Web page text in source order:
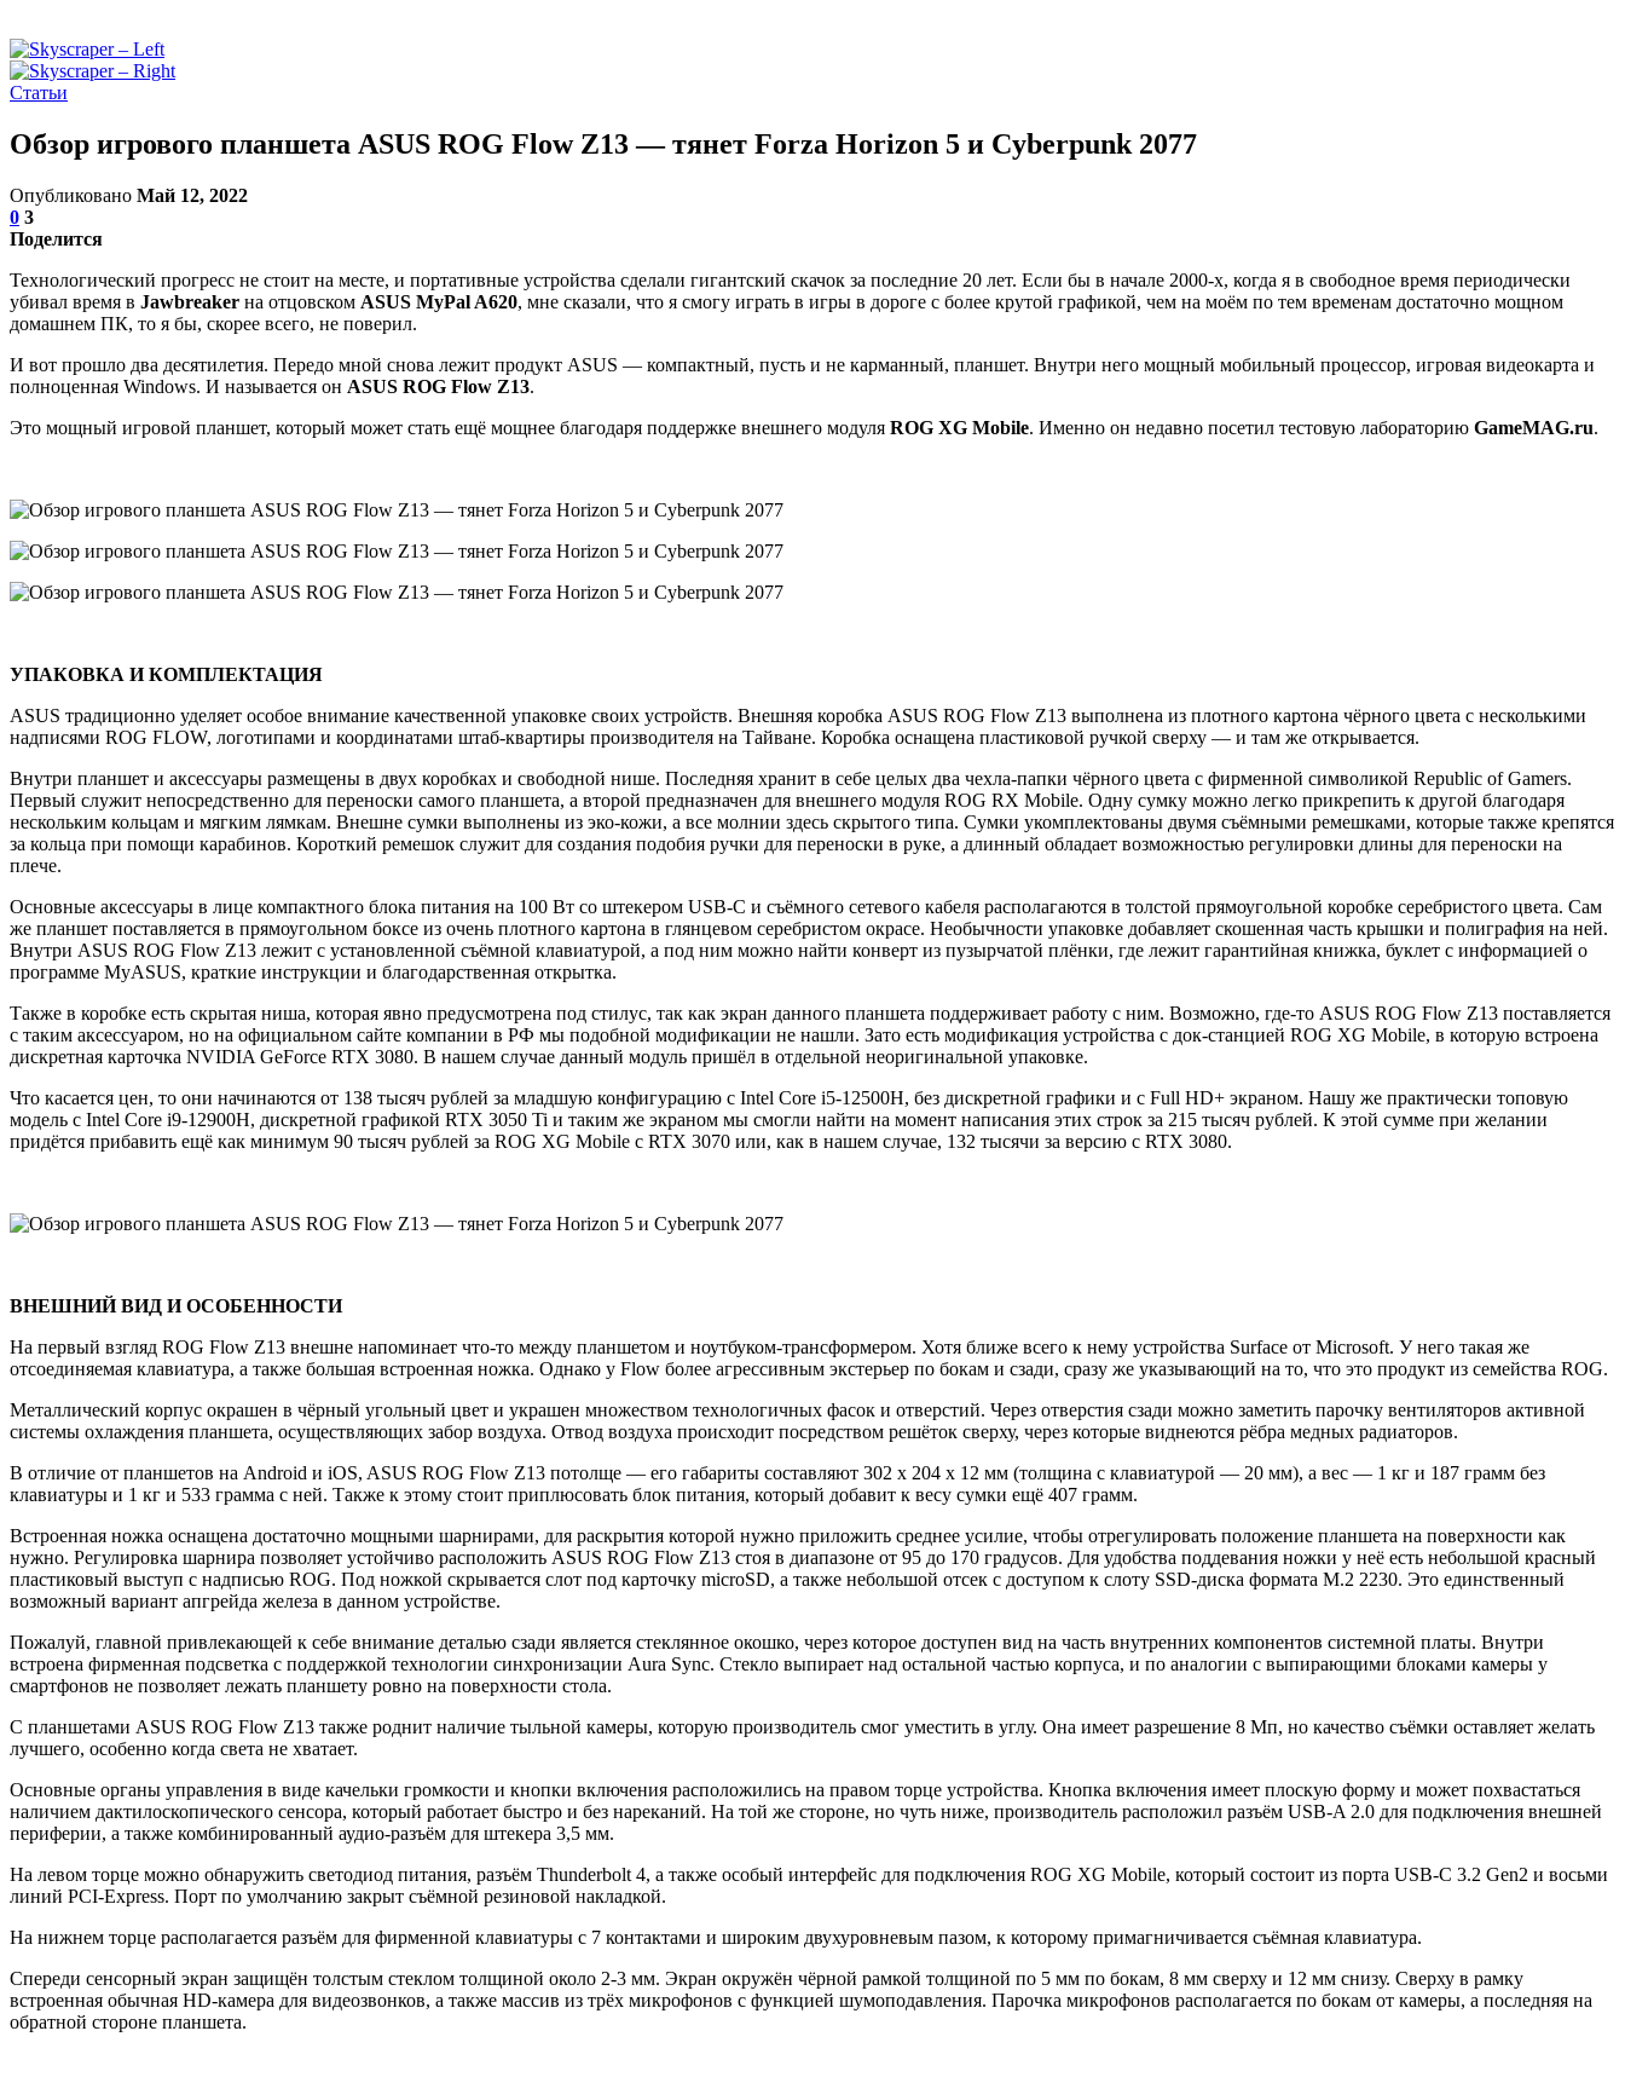
Статьи
Обзор игрового планшета ASUS ROG Flow Z13 — тянет Forza Horizon 5 и Cyberpunk 2077
Опубликовано Май 12, 2022
0 3
Поделится
Технологический прогресс не стоит на месте, и портативные устройства сделали гигантский скачок за последние 20 лет. Если бы в начале 2000-х, когда я в свободное время периодически
убивал время в Jawbreaker на отцовском ASUS MyPal A620, мне сказали, что я смогу играть в игры в дороге с более крутой графикой, чем на моём по тем временам достаточно мощном
домашнем ПК, то я бы, скорее всего, не поверил.
И вот прошло два десятилетия. Передо мной снова лежит продукт ASUS — компактный, пусть и не карманный, планшет. Внутри него мощный мобильный процессор, игровая видеокарта и
полноценная Windows. И называется он ASUS ROG Flow Z13.
Это мощный игровой планшет, который может стать ещё мощнее благодаря поддержке внешнего модуля ROG XG Mobile. Именно он недавно посетил тестовую лабораторию GameMAG.ru.
УПАКОВКА И КОМПЛЕКТАЦИЯ
ASUS традиционно уделяет особое внимание качественной упаковке своих устройств. Внешняя коробка ASUS ROG Flow Z13 выполнена из плотного картона чёрного цвета с несколькими
надписями ROG FLOW, логотипами и координатами штаб-квартиры производителя на Тайване. Коробка оснащена пластиковой ручкой сверху — и там же открывается.
Внутри планшет и аксессуары размещены в двух коробках и свободной нише. Последняя хранит в себе целых два чехла-папки чёрного цвета с фирменной символикой Republic of Gamers.
Первый служит непосредственно для переноски самого планшета, а второй предназначен для внешнего модуля ROG RX Mobile. Одну сумку можно легко прикрепить к другой благодаря
нескольким кольцам и мягким лямкам. Внешне сумки выполнены из эко-кожи, а все молнии здесь скрытого типа. Сумки укомплектованы двумя съёмными ремешками, которые также крепятся
за кольца при помощи карабинов. Короткий ремешок служит для создания подобия ручки для переноски в руке, а длинный обладает возможностью регулировки длины для переноски на
плече.
Основные аксессуары в лице компактного блока питания на 100 Вт со штекером USB-C и съёмного сетевого кабеля располагаются в толстой прямоугольной коробке серебристого цвета. Сам
же планшет поставляется в прямоугольном боксе из очень плотного картона в глянцевом серебристом окрасе. Необычности упаковке добавляет скошенная часть крышки и полиграфия на ней.
Внутри ASUS ROG Flow Z13 лежит с установленной съёмной клавиатурой, а под ним можно найти конверт из пузырчатой плёнки, где лежит гарантийная книжка, буклет с информацией о
программе MyASUS, краткие инструкции и благодарственная открытка.
Также в коробке есть скрытая ниша, которая явно предусмотрена под стилус, так как экран данного планшета поддерживает работу с ним. Возможно, где-то ASUS ROG Flow Z13 поставляется
с таким аксессуаром, но на официальном сайте компании в РФ мы подобной модификации не нашли. Зато есть модификация устройства с док-станцией ROG XG Mobile, в которую встроена
дискретная карточка NVIDIA GeForce RTX 3080. В нашем случае данный модуль пришёл в отдельной неоригинальной упаковке.
Что касается цен, то они начинаются от 138 тысяч рублей за младшую конфигурацию с Intel Core i5-12500H, без дискретной графики и с Full HD+ экраном. Нашу же практически топовую
модель с Intel Core i9-12900H, дискретной графикой RTX 3050 Ti и таким же экраном мы смогли найти на момент написания этих строк за 215 тысяч рублей. К этой сумме при желании
придётся прибавить ещё как минимум 90 тысяч рублей за ROG XG Mobile с RTX 3070 или, как в нашем случае, 132 тысячи за версию с RTX 3080.
ВНЕШНИЙ ВИД И ОСОБЕННОСТИ
На первый взгляд ROG Flow Z13 внешне напоминает что-то между планшетом и ноутбуком-трансформером. Хотя ближе всего к нему устройства Surface от Microsoft. У него такая же
отсоединяемая клавиатура, а также большая встроенная ножка. Однако у Flow более агрессивным экстерьер по бокам и сзади, сразу же указывающий на то, что это продукт из семейства ROG.
Металлический корпус окрашен в чёрный угольный цвет и украшен множеством технологичных фасок и отверстий. Через отверстия сзади можно заметить парочку вентиляторов активной
системы охлаждения планшета, осуществляющих забор воздуха. Отвод воздуха происходит посредством решёток сверху, через которые виднеются рёбра медных радиаторов.
В отличие от планшетов на Android и iOS, ASUS ROG Flow Z13 потолще — его габариты составляют 302 x 204 x 12 мм (толщина с клавиатурой — 20 мм), а вес — 1 кг и 187 грамм без
клавиатуры и 1 кг и 533 грамма с ней. Также к этому стоит приплюсовать блок питания, который добавит к весу сумки ещё 407 грамм.
Встроенная ножка оснащена достаточно мощными шарнирами, для раскрытия которой нужно приложить среднее усилие, чтобы отрегулировать положение планшета на поверхности как
нужно. Регулировка шарнира позволяет устойчиво расположить ASUS ROG Flow Z13 стоя в диапазоне от 95 до 170 градусов. Для удобства поддевания ножки у неё есть небольшой красный
пластиковый выступ с надписью ROG. Под ножкой скрывается слот под карточку microSD, а также небольшой отсек с доступом к слоту SSD-диска формата M.2 2230. Это единственный
возможный вариант апгрейда железа в данном устройстве.
Пожалуй, главной привлекающей к себе внимание деталью сзади является стеклянное окошко, через которое доступен вид на часть внутренних компонентов системной платы. Внутри
встроена фирменная подсветка с поддержкой технологии синхронизации Aura Sync. Стекло выпирает над остальной частью корпуса, и по аналогии с выпирающими блоками камеры у
смартфонов не позволяет лежать планшету ровно на поверхности стола.
С планшетами ASUS ROG Flow Z13 также роднит наличие тыльной камеры, которую производитель смог уместить в углу. Она имеет разрешение 8 Мп, но качество съёмки оставляет желать
лучшего, особенно когда света не хватает.
Основные органы управления в виде качельки громкости и кнопки включения расположились на правом торце устройства. Кнопка включения имеет плоскую форму и может похвастаться
наличием дактилоскопического сенсора, который работает быстро и без нареканий. На той же стороне, но чуть ниже, производитель расположил разъём USB-A 2.0 для подключения внешней
периферии, а также комбинированный аудио-разъём для штекера 3,5 мм.
На левом торце можно обнаружить светодиод питания, разъём Thunderbolt 4, а также особый интерфейс для подключения ROG XG Mobile, который состоит из порта USB-С 3.2 Gen2 и восьми
линий PCI-Express. Порт по умолчанию закрыт съёмной резиновой накладкой.
На нижнем торце располагается разъём для фирменной клавиатуры с 7 контактами и широким двухуровневым пазом, к которому примагничивается съёмная клавиатура.
Спереди сенсорный экран защищён толстым стеклом толщиной около 2-3 мм. Экран окружён чёрной рамкой толщиной по 5 мм по бокам, 8 мм сверху и 12 мм снизу. Сверху в рамку
встроенная обычная HD-камера для видеозвонков, а также массив из трёх микрофонов с функцией шумоподавления. Парочка микрофонов располагается по бокам от камеры, а последняя на
обратной стороне планшета.